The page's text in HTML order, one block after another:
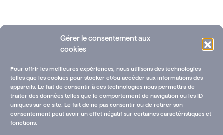
Gérer le consentement aux
cookies
Pour offrir les meilleures expériences, nous utilisons des technologies
telles que les cookies pour stocker et/ou accéder aux informations des
appareils. Le fait de consentir à ces technologies nous permettra de
traiter des données telles que le comportement de navigation ou les ID
uniques sur ce site. Le fait de ne pas consentir ou de retirer son
consentement peut avoir un effet négatif sur certaines caractéristiques et
fonctions.
Ressources documentairesAnnuaire des fondations